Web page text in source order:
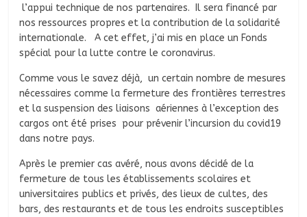
l’appui technique de nos partenaires. Il sera financé par
nos ressources propres et la contribution de la solidarité
internationale. A cet effet, j’ai mis en place un Fonds
spécial pour la lutte contre le coronavirus.
Comme vous le savez déjà, un certain nombre de mesures
nécessaires comme la fermeture des frontières terrestres
et la suspension des liaisons aériennes à l’exception des
cargos ont été prises pour prévenir l’incursion du covid19
dans notre pays.
Après le premier cas avéré, nous avons décidé de la
fermeture de tous les établissements scolaires et
universitaires publics et privés, des lieux de cultes, des
bars, des restaurants et de tous les endroits susceptibles